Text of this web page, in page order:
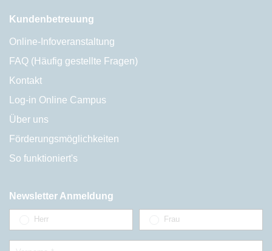
Kundenbetreuung
Online-Infoveranstaltung
FAQ (Häufig gestellte Fragen)
Kontakt
Log-in Online Campus
Über uns
Förderungsmöglichkeiten
So funktioniert's
Newsletter Anmeldung
Herr Frau